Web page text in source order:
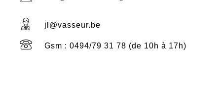
jl@vasseur.be
Gsm : 0494/79 31 78 (de 10h à 17h)